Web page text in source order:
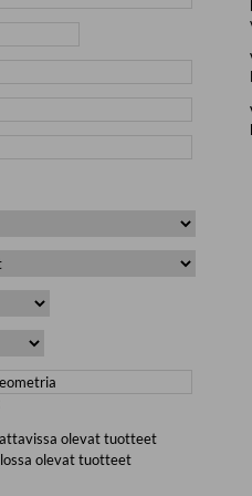
olevat tuotteet
olevat tuotteet